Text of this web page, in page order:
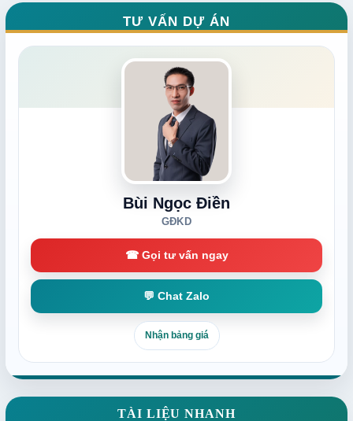
TƯ VẤN DỰ ÁN
Bùi Ngọc Điền
GĐKD
☎ Gọi tư vấn ngay
💬 Chat Zalo
Nhận bảng giá
TÀI LIỆU NHANH